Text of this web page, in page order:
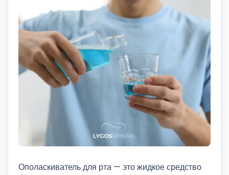
Ополаскиватель для рта — это жидкое средство